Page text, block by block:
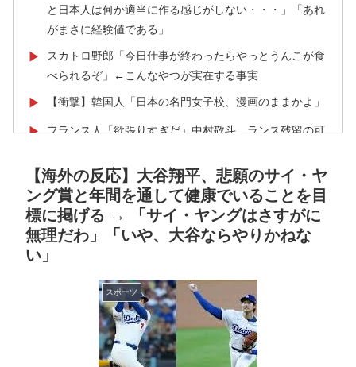
と日本人は何か適当に作る感じがしない・・・」「あれ
がまさに経験値である」
▶
スカトロ野郎「今日仕事が終わったらやっとうんこが食
べられるぞ」←こんなやつが実在する事実
▶ 【衝撃】韓国人「日本の名門女子校、漫画のままかよ」
▶ フランス人「欲張りすぎだ」中村敬斗、ランス残留の可
音がこれ！【海外の反応】
▶ 韓国人「我が国がクウェート戦で行った審判買収が本当
に深刻である理由がこちら…」→「これはダメなやつ…
（ﾌﾞﾙﾌﾞﾙ」＝韓国の反応
▶ 韓国人「日本メディアが2002年ワールドカップ韓国準
決勝も調査すべきと主張！」→「英国メディアも一斉に
【海外の反応】アルゼンチン協会、FIFA会長に確固たる
支持を表明「隠す気もないんだなｗ」
【海外の反応】大谷翔平、悲願のサイ・ヤ
ング賞と年間を通して健康でいることを目
標に掲げる → 「サイ・ヤングはさすがに
無理だわ」「いや、大谷ならやりかねな
い」
スポーツ